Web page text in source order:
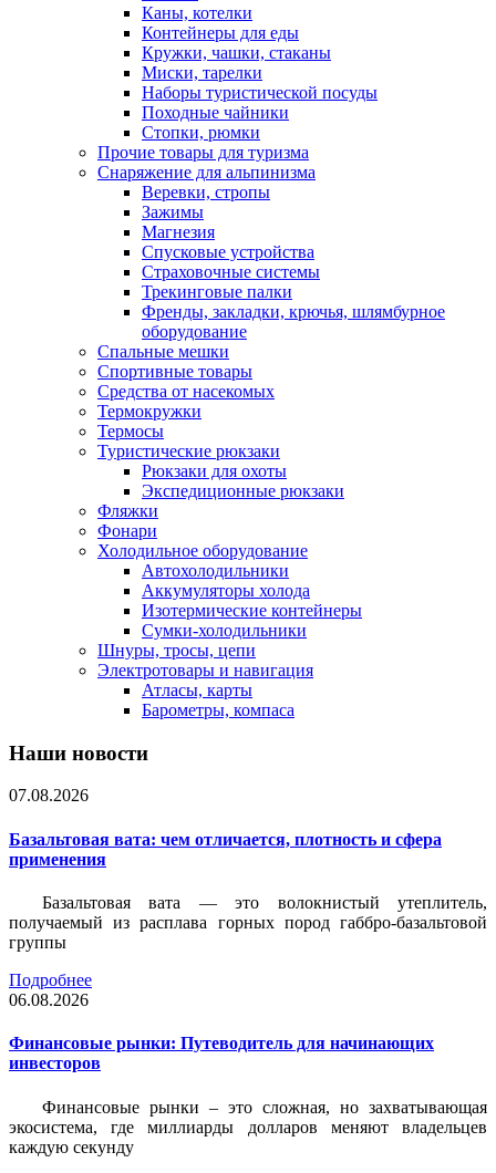
Каны, котелки
Контейнеры для еды
Кружки, чашки, стаканы
Миски, тарелки
Наборы туристической посуды
Походные чайники
Стопки, рюмки
Прочие товары для туризма
Снаряжение для альпинизма
Веревки, стропы
Зажимы
Магнезия
Спусковые устройства
Страховочные системы
Трекинговые палки
Френды, закладки, крючья, шлямбурное
оборудование
Спальные мешки
Спортивные товары
Средства от насекомых
Термокружки
Термосы
Туристические рюкзаки
Рюкзаки для охоты
Экспедиционные рюкзаки
Фляжки
Фонари
Холодильное оборудование
Автохолодильники
Аккумуляторы холода
Изотермические контейнеры
Сумки-холодильники
Шнуры, тросы, цепи
Электротовары и навигация
Атласы, карты
Барометры, компаса
Наши новости
07.08.2026
Базальтовая вата: чем отличается, плотность и сфера
применения
Базальтовая вата — это волокнистый утеплитель,
получаемый из расплава горных пород габбро-базальтовой
группы
Подробнее
06.08.2026
Финансовые рынки: Путеводитель для начинающих
инвесторов
Финансовые рынки – это сложная, но захватывающая
экосистема, где миллиарды долларов меняют владельцев
каждую секунду